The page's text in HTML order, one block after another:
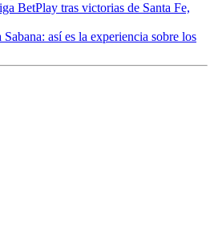
BetPlay tras victorias de Santa Fe,
así es la experiencia sobre los